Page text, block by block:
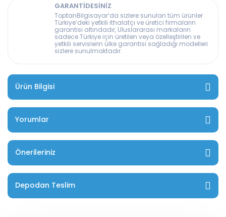
GARANTİDESİNİZ
ToptanBilgisayar’da sizlere sunulan tüm ürünler
Türkiye’deki yetkili ithalatçı ve üretici firmaların
garantisi altındadır, Uluslararası markaların
sadece Türkiye için üretilen veya özelleştirilen ve
yetkili servislerin ülke garantisi sağladığı modelleri
sizlere sunulmaktadır.
Ürün Bilgisi
Yorumlar
Önerileriniz
Depodan Teslim